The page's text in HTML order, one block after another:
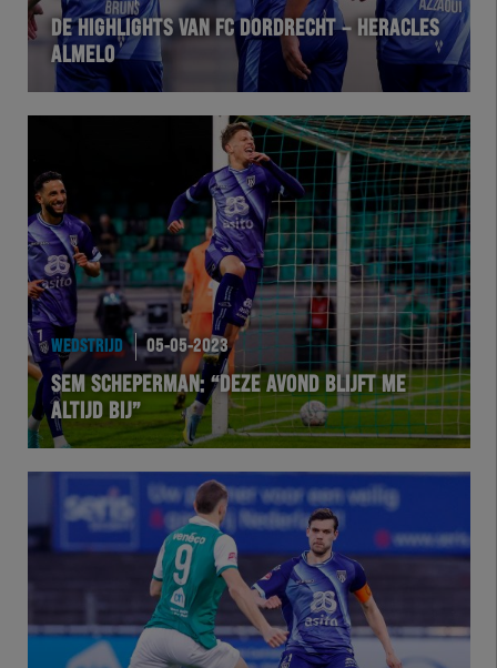
BusinessClub
Foundation
Team Zwart Wit
Futsal
eSports
Academie
DE HIGHLIGHTS VAN FC DORDRECHT – HERACLES
ALMELO
WEDSTRIJD 05-05-2023
SEM SCHEPERMAN: “DEZE AVOND BLIJFT ME
ALTIJD BIJ”